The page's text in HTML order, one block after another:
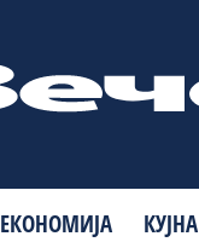
ЕКОНОМИЈА КУЈНА